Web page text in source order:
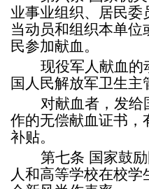
业事业组织、居民委
当动员和组织本单位
民参加献血。
现役军人献血的
国人民解放军卫生主
对献血者，发给
作的无偿献血证书，
补贴。
第七条 国家鼓
人和高等学校在校